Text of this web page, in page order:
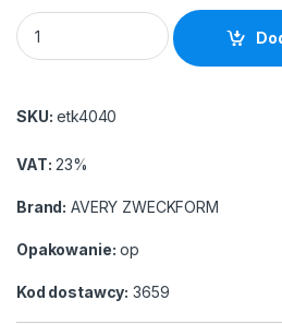
Etykiety Avery Zweckform
SKU: etk4040
VAT: 23%
Brand: AVERY ZWECKFORM
Opakowanie: op
Kod dostawcy: 3659